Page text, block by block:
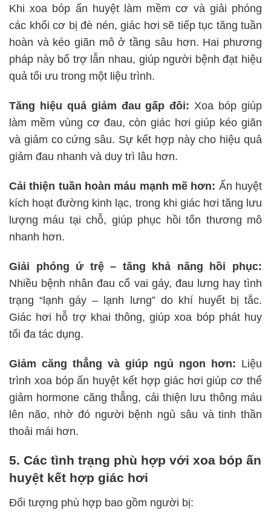
Khi xoa bóp ấn huyệt làm mềm cơ và giải phóng
các khối cơ bị đè nén, giác hơi sẽ tiếp tục tăng tuần
hoàn và kéo giãn mô ở tầng sâu hơn. Hai phương
pháp này bổ trợ lẫn nhau, giúp người bệnh đạt hiệu
quả tối ưu trong một liệu trình.
Tăng hiệu quả giảm đau gấp đôi:Xoa bóp giúp
làm mềm vùng cơ đau, còn giác hơi giúp kéo giãn
và giảm co cứng sâu. Sự kết hợp này cho hiệu quả
giảm đau nhanh và duy trì lâu hơn.
Cải thiện tuần hoàn máu mạnh mẽ hơn: Ấn huyệt
kích hoạt đường kinh lạc, trong khi giác hơi tăng lưu
lượng máu tại chỗ, giúp phục hồi tổn thương mô
nhanh hơn.
Giải phóng ứ trệ – tăng khả năng hồi phục:
Nhiều bệnh nhân đau cổ vai gáy, đau lưng hay tình
trạng “lạnh gáy – lạnh lưng” do khí huyết bị tắc.
Giác hơi hỗ trợ khai thông, giúp xoa bóp phát huy
tối đa tác dụng.
Giảm căng thẳng và giúp ngủ ngon hơn: Liệu
trình xoa bóp ấn huyệt kết hợp giác hơi giúp cơ thể
giảm hormone căng thẳng, cải thiện lưu thông máu
lên não, nhờ đó người bệnh ngủ sâu và tinh thần
thoải mái hơn.
5. Các tình trạng phù hợp với xoa bóp ấn
huyệt kết hợp giác hơi
Đối tượng phù hợp bao gồm người bị: